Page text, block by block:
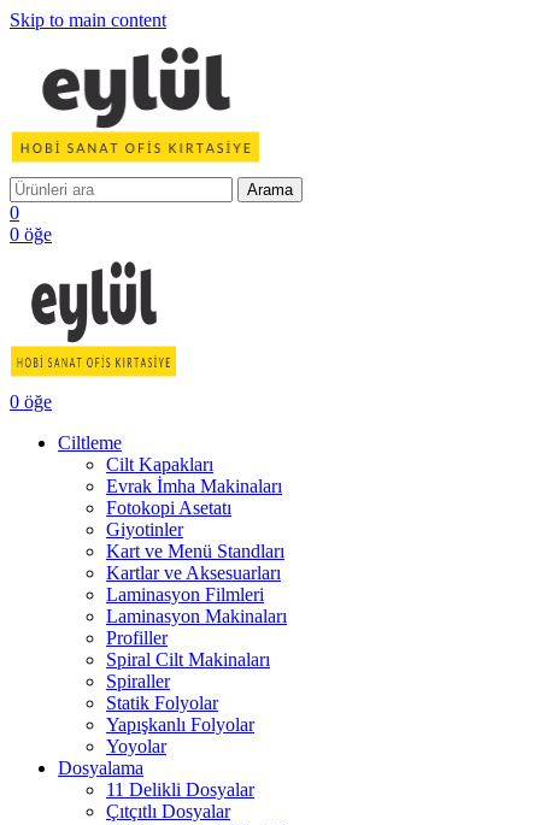
Skip to main content
Arama
0
0 öğe
0 öğe
Ciltleme
Cilt Kapakları
Evrak İmha Makinaları
Fotokopi Asetatı
Giyotinler
Kart ve Menü Standları
Kartlar ve Aksesuarları
Laminasyon Filmleri
Laminasyon Makinaları
Profiller
Spiral Cilt Makinaları
Spiraller
Statik Folyolar
Yapışkanlı Folyolar
Yoyolar
Dosyalama
11 Delikli Dosyalar
Çıtçıtlı Dosyalar